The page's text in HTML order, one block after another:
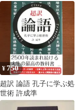
¥750
超訳 論語 孔子に学ぶ処
世術 許成準